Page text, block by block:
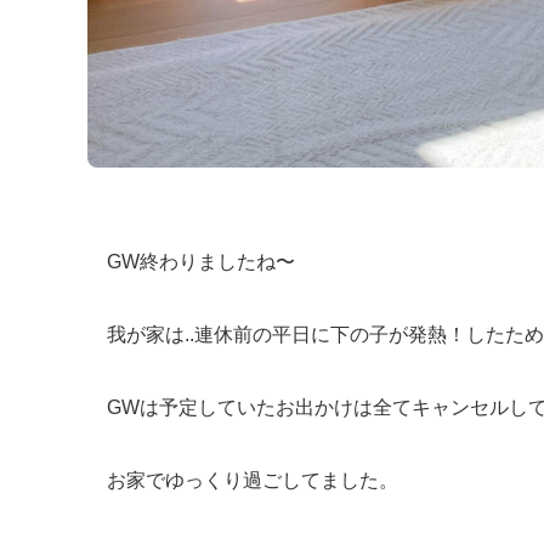
GW終わりましたね〜
我が家は..連休前の平日に下の子が発熱！したため
GWは予定していたお出かけは全てキャンセルし
お家でゆっくり過ごしてました。